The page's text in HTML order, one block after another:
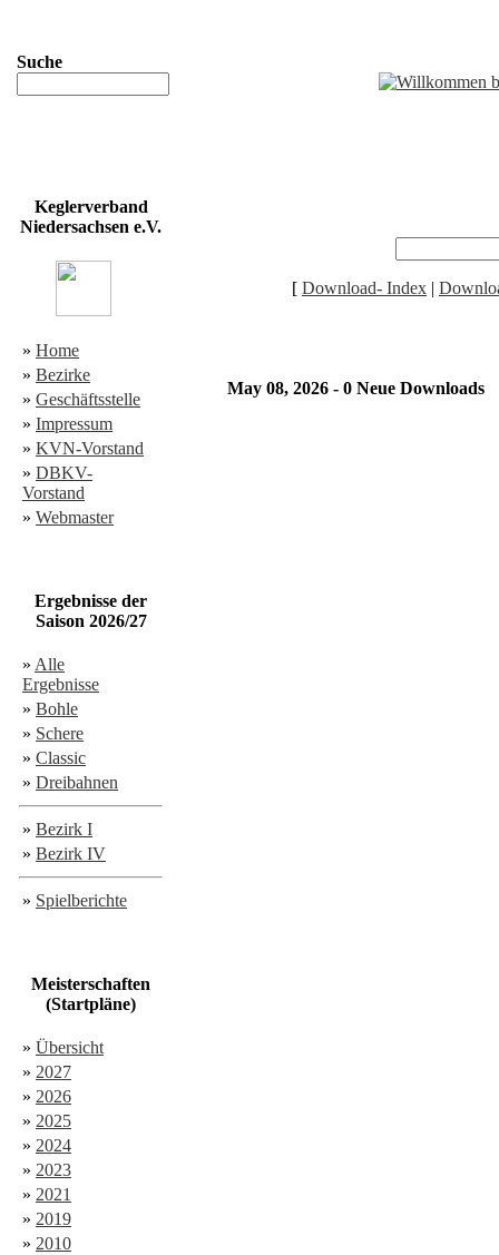
Suche
Keglerverband
Niedersachsen e.V.
» Home
» Bezirke
» Geschäftsstelle
» Impressum
» KVN-Vorstand
» DBKV-
Vorstand
» Webmaster
Ergebnisse der
Saison 2026/27
» Alle
Ergebnisse
» Bohle
» Schere
» Classic
» Dreibahnen
» Bezirk I
» Bezirk IV
» Spielberichte
Meisterschaften
(Startpläne)
» Übersicht
» 2027
» 2026
» 2025
» 2024
» 2023
» 2021
» 2019
» 2010
[ Download- Index |
May 08, 2026 - 0 Neue Downloads